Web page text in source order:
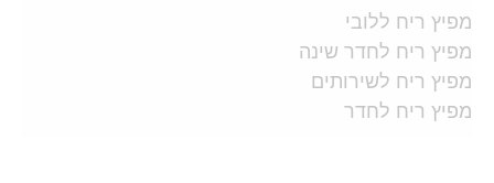
מפיץ ריח ללובי
מפיץ ריח לחדר שינה
מפיץ ריח לשירותים
מפיץ ריח לחדר